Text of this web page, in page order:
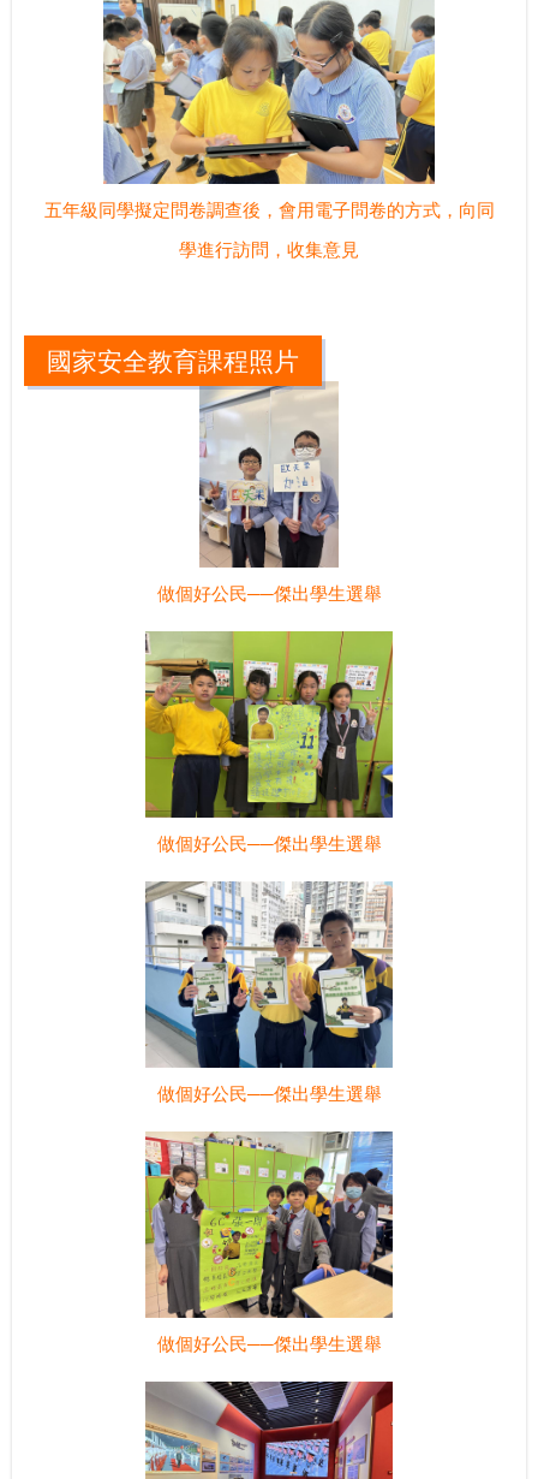
五年級同學擬定問卷調查後，會用電子問卷的方式，向同
學進行訪問，收集意見
國家安全教育課程照片
做個好公民──傑出學生選舉
做個好公民──傑出學生選舉
做個好公民──傑出學生選舉
做個好公民──傑出學生選舉